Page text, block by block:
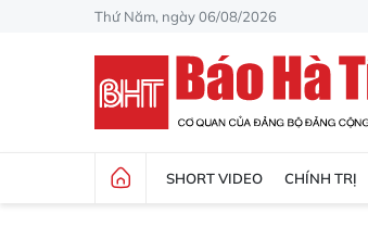
Thứ Năm, ngày 06/08/2026
SHORT VIDEO CHÍNH TRỊ